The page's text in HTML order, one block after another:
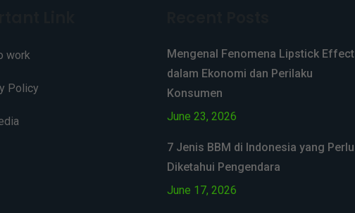
work
Policy
Mengenal Fenomena Lipstick Effect
dalam Ekonomi dan Perilaku
Konsumen
June 23, 2026
7 Jenis BBM di Indonesia yang Perlu
Diketahui Pengendara
June 17, 2026